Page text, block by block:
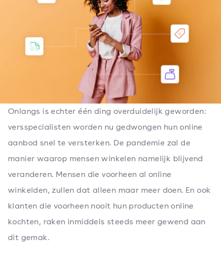
Onlangs is echter één ding overduidelijk geworden:
versspecialisten worden nu gedwongen hun online
aanbod snel te versterken. De pandemie zal de
manier waarop mensen winkelen namelijk blijvend
veranderen. Mensen die voorheen al online
winkelden, zullen dat alleen maar meer doen. En ook
klanten die voorheen nooit hun producten online
kochten, raken inmiddels steeds meer gewend aan
dit gemak.